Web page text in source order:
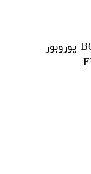
پخ زن پرتابل لوله و ورق مدل B60S یوروبور